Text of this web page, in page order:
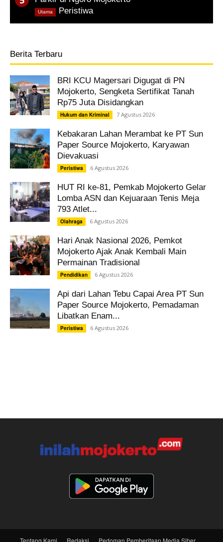
Peristiwa,
Utama
Berita Terbaru
BRI KCU Magersari Digugat di PN
Mojokerto, Sengketa Sertifikat Tanah
Rp75 Juta Disidangkan
Hukum dan Kriminal 7 Agustus 2026
Kebakaran Lahan Merambat ke PT Sun
Paper Source Mojokerto, Karyawan
Dievakuasi
Peristiwa 6 Agustus 2026
HUT RI ke-81, Pemkab Mojokerto Gelar
Lomba ASN dan Kejuaraan Tenis Meja
793 Atlet...
Olahraga 6 Agustus 2026
Hari Anak Nasional 2026, Pemkot
Mojokerto Ajak Anak Kembali Main
Permainan Tradisional
Pendidikan 6 Agustus 2026
Api dari Lahan Tebu Capai Area PT Sun
Paper Source Mojokerto, Pemadaman
Libatkan Enam...
Peristiwa 6 Agustus 2026
Tentang Kami Redaksi Pedoman Pemberitaan Media Siber